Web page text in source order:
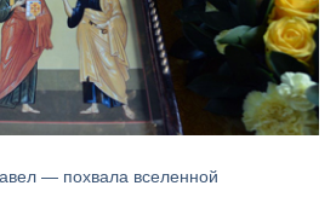
— похвала вселенной